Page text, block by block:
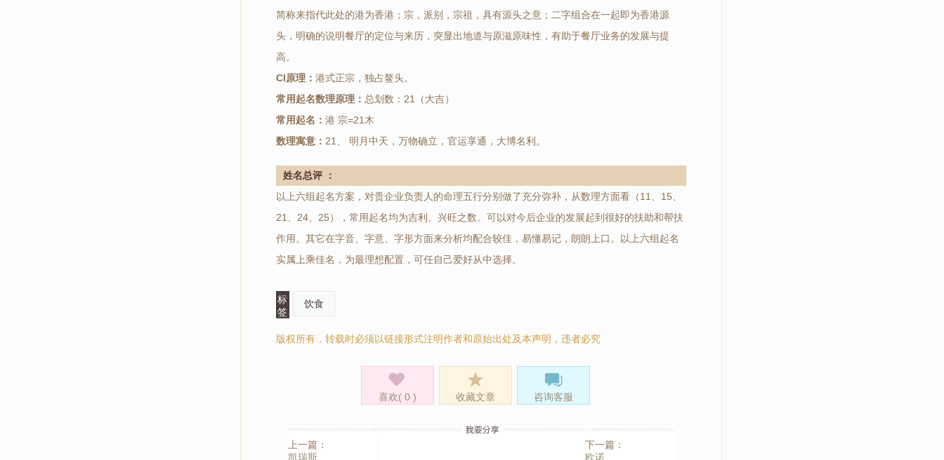
简称来指代此处的港为香港；宗，派别，宗祖，具有源头之意；二字组合在一起即为香港源
头，明确的说明餐厅的定位与来历，突显出地道与原滋原味性，有助于餐厅业务的发展与提
高。
CI原理： 港式正宗，独占鳌头。
常用起名数理原理： 总划数：21（大吉）
常用起名： 港 宗=21木
数理寓意： 21、 明月中天，万物确立，官运享通，大博名利。
姓名总评 ：
以上六组起名方案，对贵企业负责人的命理五行分别做了充分弥补，从数理方面看（11、15、
21、24、25），常用起名均为吉利、兴旺之数。可以对今后企业的发展起到很好的扶助和帮扶
作用。其它在字音、字意、字形方面来分析均配合较佳，易懂易记，朗朗上口。以上六组起名
实属上乘佳名，为最理想配置，可任自己爱好从中选择。
标
签
饮食
版权所有，转载时必须以链接形式注明作者和原始出处及本声明，违者必究
喜欢( 0) 收藏文章 咨询客服
上一篇：
凯瑞斯
下一篇：
欧诺